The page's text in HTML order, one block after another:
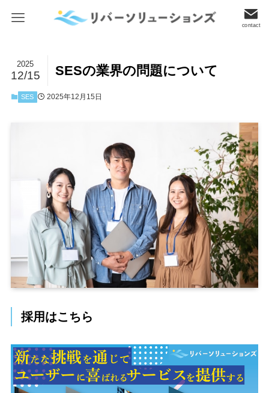
contact
SESの業界の問題について
2025
12/15
SES 2025年12月15日
採用はこちら